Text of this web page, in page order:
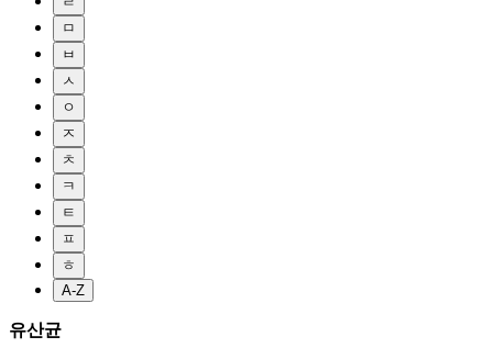
ㅁ
ㅂ
ㅅ
ㅇ
ㅈ
ㅊ
ㅋ
ㅌ
ㅍ
ㅎ
A-Z
유산균